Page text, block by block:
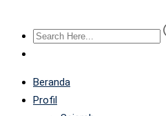
Beranda
Profil